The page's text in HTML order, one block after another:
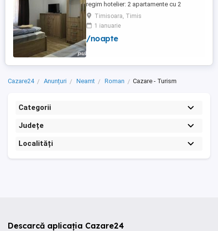
regim hotelier: 2 apartamente cu 2
dormitoare, baie si bucatarie proprie. (4
locuri cazare in fiecare apartament) 1
apartament cu 1 dormitor, baie si
bucatarie proprie. (3 locuri cazare) Fiecare
Timisoara, Timis
1 ianuarie
/noapte
Cazare24 Anunțuri Neamt Roman Cazare - Turism
Categorii
Județe
Localități
Descarcă aplicația Cazare24